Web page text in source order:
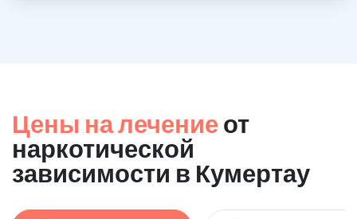
Цены на лечение от
наркотической
зависимости в Кумертау